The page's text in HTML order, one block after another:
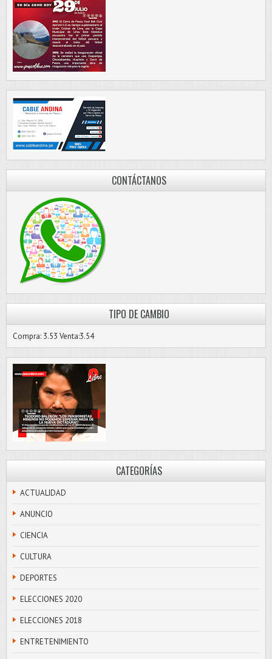
CONTÁCTANOS
TIPO DE CAMBIO
Compra: 3.53 Venta:3.54
CATEGORÍAS
ACTUALIDAD
ANUNCIO
CIENCIA
CULTURA
DEPORTES
ELECCIONES 2020
ELECCIONES 2018
ENTRETENIMIENTO